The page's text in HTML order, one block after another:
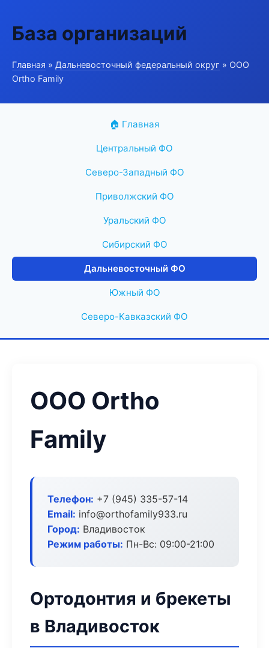
База организаций
Главная » Дальневосточный федеральный округ » ООО
Ortho Family
🏠 Главная
Центральный ФО
Северо-Западный ФО
Приволжский ФО
Уральский ФО
Сибирский ФО
Дальневосточный ФО
Южный ФО
Северо-Кавказский ФО
ООО Ortho
Family
Телефон: +7 (945) 335-57-14
Email: info@orthofamily933.ru
Город: Владивосток
Режим работы: Пн-Вс: 09:00-21:00
Ортодонтия и брекеты
в Владивосток